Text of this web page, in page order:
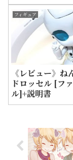
フィギュア
《レビュー》ね
ドロッセル [フ
ル]+説明書